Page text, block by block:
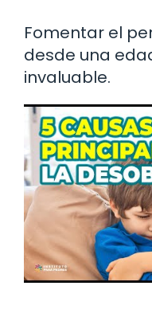
Fomentar el
desde una
invaluable.